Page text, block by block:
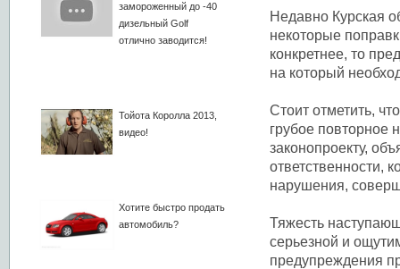
замороженный до -40
дизельный Golf
отлично заводится!
Тойота Королла 2013,
видео!
Хотите быстро продать
автомобиль?
Недавно Курская
некоторые
конкретнее, то
на который
Стоит отметить,
грубое повторное
законопроекту,
ответственности,
нарушения,
Тяжесть
серьезной и
предупреждения